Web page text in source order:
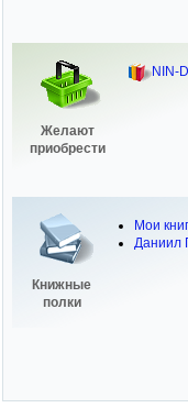
Желают
приобрести
NIN-
Книжные
полки
Мои
Даниил